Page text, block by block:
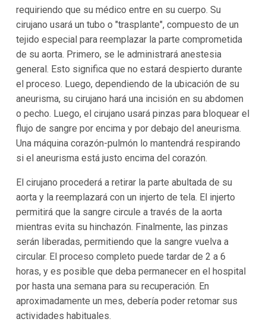
requiriendo que su médico entre en su cuerpo. Su
cirujano usará un tubo o "trasplante", compuesto de un
tejido especial para reemplazar la parte comprometida
de su aorta. Primero, se le administrará anestesia
general. Esto significa que no estará despierto durante
el proceso. Luego, dependiendo de la ubicación de su
aneurisma, su cirujano hará una incisión en su abdomen
o pecho. Luego, el cirujano usará pinzas para bloquear el
flujo de sangre por encima y por debajo del aneurisma.
Una máquina corazón-pulmón lo mantendrá respirando
si el aneurisma está justo encima del corazón.
El cirujano procederá a retirar la parte abultada de su
aorta y la reemplazará con un injerto de tela. El injerto
permitirá que la sangre circule a través de la aorta
mientras evita su hinchazón. Finalmente, las pinzas
serán liberadas, permitiendo que la sangre vuelva a
circular. El proceso completo puede tardar de 2 a 6
horas, y es posible que deba permanecer en el hospital
por hasta una semana para su recuperación. En
aproximadamente un mes, debería poder retomar sus
actividades habituales.